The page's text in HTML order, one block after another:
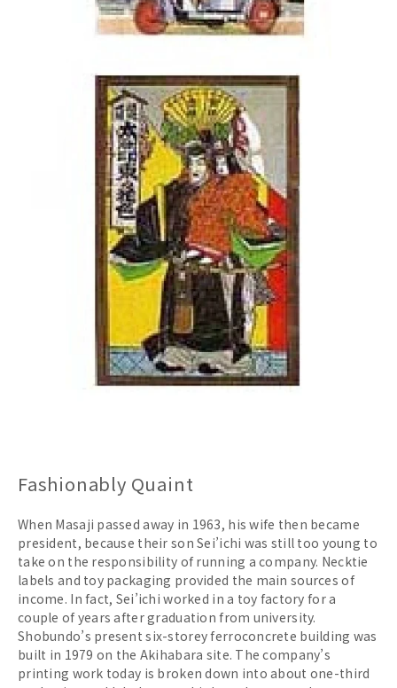
Fashionably Quaint
When Masaji passed away in 1963, his wife then became
president, because their son Sei’ichi was still too young to
take on the responsibility of running a company. Necktie
labels and toy packaging provided the main sources of
income. In fact, Sei’ichi worked in a toy factory for a
couple of years after graduation from university.
Shobundo’s present six-storey ferroconcrete building was
built in 1979 on the Akihabara site. The company’s
printing work today is broken down into about one-third